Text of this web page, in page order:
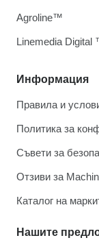
Информация
Правила и
Политика за
Съвети за
Отзиви за
Каталог на
Нашите
Agroline™
Linemedia Digital